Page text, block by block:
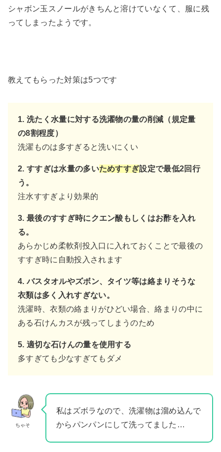
シャボン玉スノールがきちんと溶けていなくて、服に残
ってしまったようです。
教えてもらった対策は5つです
1. 洗たく水量に対する洗濯物の量の削減（規定量
の8割程度）
洗濯ものは多すぎると洗いにくい
2. すすぎは水量の多いためすすぎ設定で最低2回行
う。
注水すすぎより効果的
3. 最後のすすぎ時にクエン酸もしくはお酢を入れ
る。
あらかじめ柔軟剤投入口に入れておくことで最後の
すすぎ時に自動投入されます
4. バスタオルやズボン、タイツ等は絡まりそうな
衣類は多く入れすぎない。
洗濯時、衣類の絡まりがひどい場合、絡まりの中に
ある石けんカスが残ってしまうのため
5. 適切な石けんの量を使用する
多すぎても少なすぎてもダメ
ちゃそ
私はズボラなので、洗濯物は溜め込んで
からパンパンにして洗ってました…